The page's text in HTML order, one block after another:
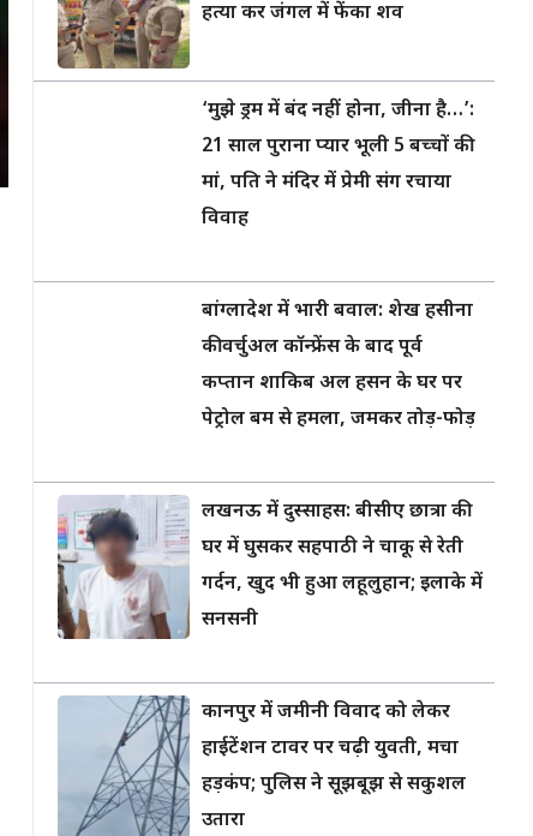
हत्या कर जंगल में फेंका शव
‘मुझे ड्रम में बंद नहीं होना, जीना है…’:
21 साल पुराना प्यार भूली 5 बच्चों की
मां, पति ने मंदिर में प्रेमी संग रचाया
विवाह
बांग्लादेश में भारी बवाल: शेख हसीना
की वर्चुअल कॉन्फ्रेंस के बाद पूर्व
कप्तान शाकिब अल हसन के घर पर
पेट्रोल बम से हमला, जमकर तोड़-फोड़
लखनऊ में दुस्साहस: बीसीए छात्रा की
घर में घुसकर सहपाठी ने चाकू से रेती
गर्दन, खुद भी हुआ लहूलुहान; इलाके में
सनसनी
कानपुर में जमीनी विवाद को लेकर
हाईटेंशन टावर पर चढ़ी युवती, मचा
हड़कंप; पुलिस ने सूझबूझ से सकुशल
उतारा